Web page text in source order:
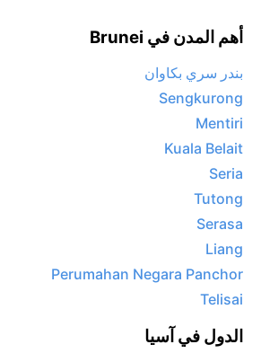
أهم المدن في Brunei
بندر سري بكاوان
Sengkurong
Mentiri
Kuala Belait
Seria
Tutong
Serasa
Liang
Perumahan Negara Panchor
Telisai
الدول في آسيا